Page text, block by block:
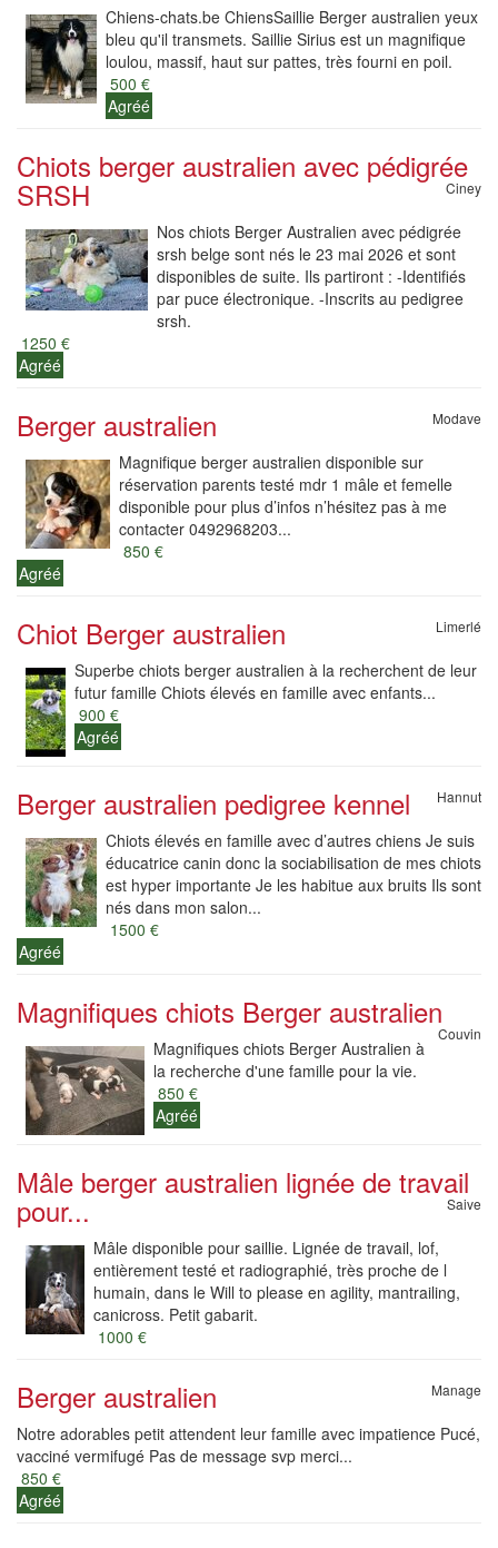
Chiens-chats.be ChiensSaillie Berger australien yeux
bleu qu'il transmets. Saillie Sirius est un magnifique
loulou, massif, haut sur pattes, très fourni en poil.
500 €
Agréé
Chiots berger australien avec pédigrée
SRSH Ciney
Nos chiots Berger Australien avec pédigrée
srsh belge sont nés le 23 mai 2026 et sont
disponibles de suite. Ils partiront : -Identifiés
par puce électronique. -Inscrits au pedigree
srsh.
1250 €
Agréé
Berger australien Modave
Magnifique berger australien disponible sur
réservation parents testé mdr 1 mâle et femelle
disponible pour plus d’infos n’hésitez pas à me
contacter 0492968203...
850 €
Agréé
Chiot Berger australien Limerlé
Superbe chiots berger australien à la recherchent de leur
futur famille Chiots élevés en famille avec enfants...
900 €
Agréé
Berger australien pedigree kennel Hannut
Chiots élevés en famille avec d’autres chiens Je suis
éducatrice canin donc la sociabilisation de mes chiots
est hyper importante Je les habitue aux bruits Ils sont
nés dans mon salon...
1500 €
Agréé
Magnifiques chiots Berger australien
Couvin
Magnifiques chiots Berger Australien à
la recherche d'une famille pour la vie.
850 €
Agréé
Mâle berger australien lignée de travail
pour... Saive
Mâle disponible pour saillie. Lignée de travail, lof,
entièrement testé et radiographié, très proche de l
humain, dans le Will to please en agility, mantrailing,
canicross. Petit gabarit.
1000 €
Berger australien Manage
Notre adorables petit attendent leur famille avec impatience Pucé,
vacciné vermifugé Pas de message svp merci...
850 €
Agréé